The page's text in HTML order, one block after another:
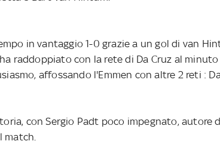
in vantaggio 1-0 grazie a un gol di van
raddoppiato con la rete di Da Cruz al minuto
affossando l'Emmen con altre 2 reti :
con Sergio Padt poco impegnato, autore
match.